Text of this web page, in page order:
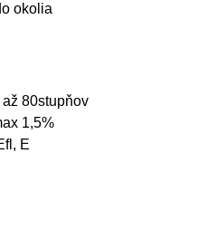
okolia
80stupňov
1,5%
E